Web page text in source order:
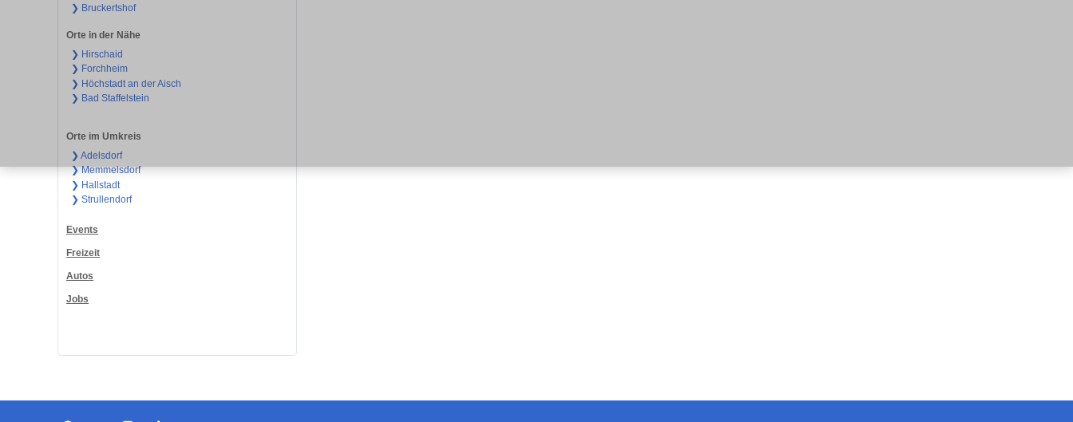
❯ Bruckertshof
Orte in der Nähe
❯ Hirschaid
❯ Forchheim
❯ Höchstadt an der Aisch
❯ Bad Staffelstein
Orte im Umkreis
❯ Adelsdorf
❯ Memmelsdorf
❯ Hallstadt
❯ Strullendorf
Events
Freizeit
Autos
Jobs